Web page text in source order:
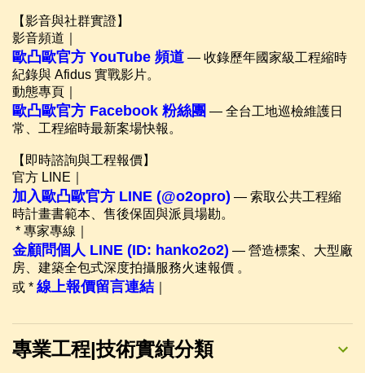
【影音與社群實證】
影音頻道｜
歐凸歐官方 YouTube 頻道 — 收錄歷年國家級工程縮時
紀錄與 Afidus 實戰影片。
動態專頁｜
歐凸歐官方 Facebook 粉絲團 — 全台工地巡檢維護日
常、工程縮時最新案場快報。
【即時諮詢與工程報價】
官方 LINE｜
加入歐凸歐官方 LINE (@o2opro) — 索取公共工程縮
時計畫書範本、售後保固與派員場勘。
* 專家專線｜
金顧問個人 LINE (ID: hanko2o2) — 營造標案、大型廠
房、建築全包式深度拍攝服務火速報價 。
或 * 線上報價留言連結
專業工程|技術實績分類